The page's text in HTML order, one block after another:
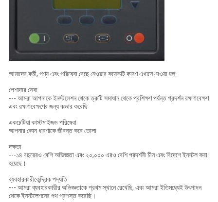
আমাদের কর্মী, পণ্য এবং পরিষেবা বেছে নেওয়ার কয়েকটি কারণ এখানে দেওয়া হল:
পেশাদার সেবা
--- আমরা আপনাকে ইনস্টলেশন থেকে ত্রুটি সমাধান থেকে প্রশিক্ষণ পর্যন্ত প্রদর্শন রক্ষণাবেক্ষণ
এবং রক্ষণাবেক্ষণের জন্য কভার করেছি
একচেটিয়া কাস্টমাইজড পরিষেবা
আপনার কোন ধারণাকে জীবন্ত করে তোলা
দক্ষতা
---১৪ বছরেরও বেশি অভিজ্ঞতা এবং ২০,০০০ এরও বেশি প্রদর্শনী চীন এবং বিদেশে ইনস্টল করা
হয়েছে।
ব্যবহারকারীকেন্দ্রিক পদ্ধতি
--- আমরা ব্যবহারকারীর অভিজ্ঞতাকে প্রথম স্থানে রেখেছি, এবং আমরা ইতিমধ্যেই উৎপাদন
থেকে ইনস্টলেশনের পথ প্রশস্ত করেছি।